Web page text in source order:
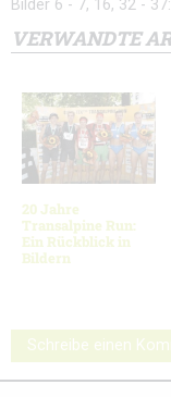
Bilder 6 - 7, 16, 32 -
VERWANDTE
20 Jahre
Transalpine Run:
Ein Rückblick in
Bildern
Schreibe einen